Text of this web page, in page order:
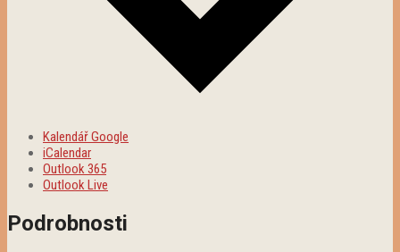
Kalendář Google
iCalendar
Outlook 365
Outlook Live
Podrobnosti